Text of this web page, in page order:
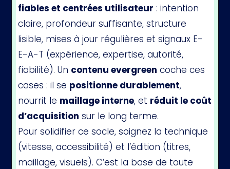
fiables et centrées utilisateur : intention
claire, profondeur suffisante, structure
lisible, mises à jour régulières et signaux E-
E-A-T (expérience, expertise, autorité,
fiabilité). Un contenu evergreen coche ces
cases : il se positionne durablement,
nourrit le maillage interne, et réduit le coût
d’acquisition sur le long terme.
Pour solidifier ce socle, soignez la technique
(vitesse, accessibilité) et l’édition (titres,
maillage, visuels). C’est la base de toute